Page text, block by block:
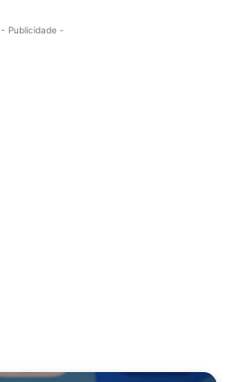
- Publicidade -